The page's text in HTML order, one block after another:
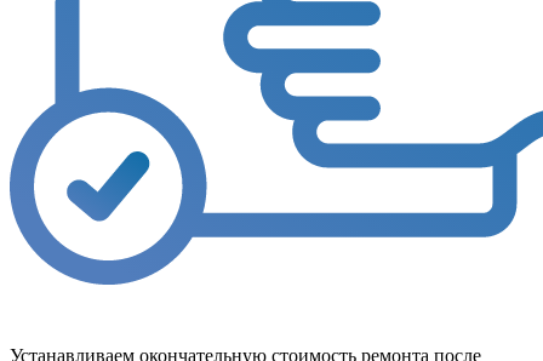
Устанавливаем окончательную стоимость ремонта после